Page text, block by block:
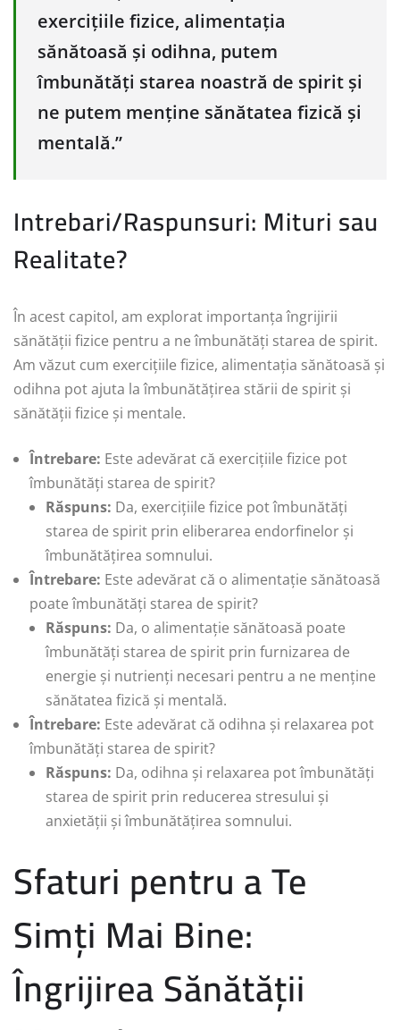
exercițiile fizice, alimentația
sănătoasă și odihna, putem
îmbunătăți starea noastră de spirit și
ne putem menține sănătatea fizică și
mentală.”
Intrebari/Raspunsuri: Mituri sau
Realitate?
În acest capitol, am explorat importanța îngrijirii
sănătății fizice pentru a ne îmbunătăți starea de spirit.
Am văzut cum exercițiile fizice, alimentația sănătoasă și
odihna pot ajuta la îmbunătățirea stării de spirit și
sănătății fizice și mentale.
Întrebare: Este adevărat că exercițiile fizice pot
îmbunătăți starea de spirit?
Răspuns: Da, exercițiile fizice pot îmbunătăți
starea de spirit prin eliberarea endorfinelor și
îmbunătățirea somnului.
Întrebare: Este adevărat că o alimentație sănătoasă
poate îmbunătăți starea de spirit?
Răspuns: Da, o alimentație sănătoasă poate
îmbunătăți starea de spirit prin furnizarea de
energie și nutrienți necesari pentru a ne menține
sănătatea fizică și mentală.
Întrebare: Este adevărat că odihna și relaxarea pot
îmbunătăți starea de spirit?
Răspuns: Da, odihna și relaxarea pot îmbunătăți
starea de spirit prin reducerea stresului și
anxietății și îmbunătățirea somnului.
Sfaturi pentru a Te
Simți Mai Bine:
Îngrijirea Sănătății